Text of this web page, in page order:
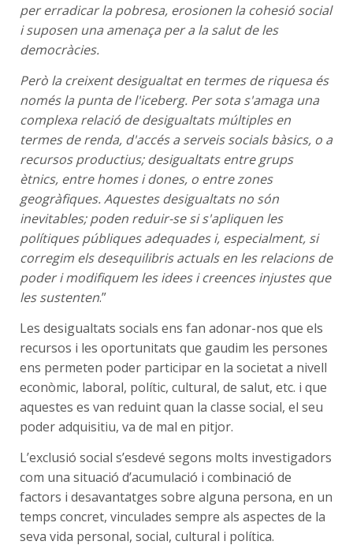
per erradicar la pobresa, erosionen la cohesió social
i suposen una amenaça per a la salut de les
democràcies.
Però la creixent desigualtat en termes de riquesa és
només la punta de l'iceberg. Per sota s'amaga una
complexa relació de desigualtats múltiples en
termes de renda, d'accés a serveis socials bàsics, o a
recursos productius; desigualtats entre grups
ètnics, entre homes i dones, o entre zones
geogràfiques. Aquestes desigualtats no són
inevitables; poden reduir-se si s'apliquen les
polítiques públiques adequades i, especialment, si
corregim els desequilibris actuals en les relacions de
poder i modifiquem les idees i creences injustes que
les sustenten.”
Les desigualtats socials ens fan adonar-nos que els
recursos i les oportunitats que gaudim les persones
ens permeten poder participar en la societat a nivell
econòmic, laboral, polític, cultural, de salut, etc. i que
aquestes es van reduint quan la classe social, el seu
poder adquisitiu, va de mal en pitjor.
L’exclusió social s’esdevé segons molts investigadors
com una situació d’acumulació i combinació de
factors i desavantatges sobre alguna persona, en un
temps concret, vinculades sempre als aspectes de la
seva vida personal, social, cultural i política.